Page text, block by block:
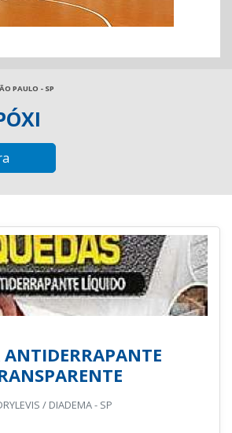
PAULO - SP
/ DIADEMA - SP